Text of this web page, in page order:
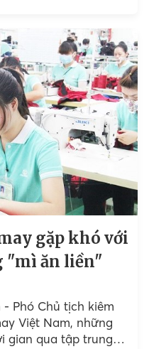
gặp khó với
"mì ăn liền"
Phó Chủ tịch kiêm
Việt Nam, những
gian qua tập trung